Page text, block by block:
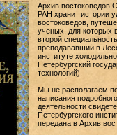
Архив востоковедов
РАН хранит истории
востоковедов,
ученых, для которых
второй
преподававший в
институте
Петербургский
технологий).
Мы не располагаем
написания
деятельности
Петербургского
передана в Архив